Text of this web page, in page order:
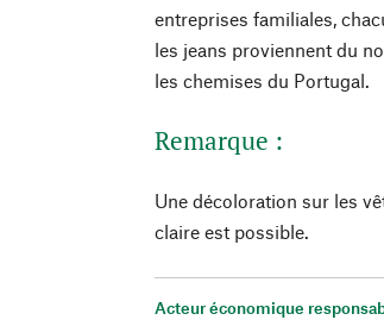
entreprises familiales,
les jeans proviennent du
les chemises du Portugal.
Remarque :
Une décoloration sur les
claire est possible.
Acteur économique